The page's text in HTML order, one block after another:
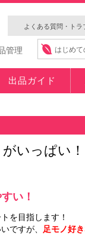
よくある質問・トラ
管理 はじめて
出品ガイド
いっぱい
い！
を目指します！
ですが、 足モノ好